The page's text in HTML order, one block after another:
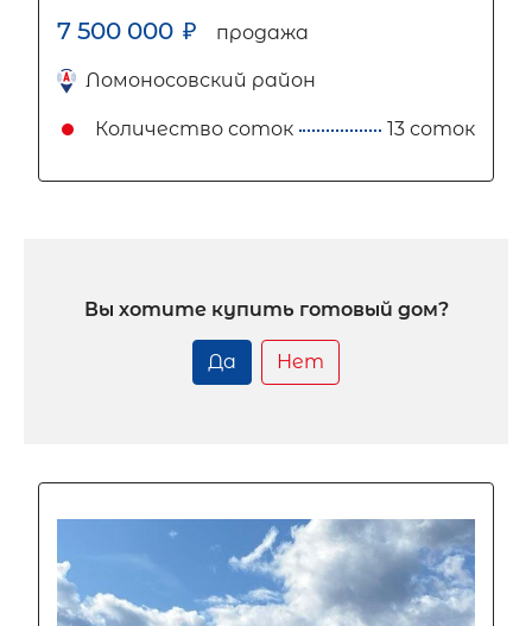
7 500 000 ₽ продажа
Ломоносовский район
Количество соток 13 соток
Вы хотите купить готовый дом?
Да Нет